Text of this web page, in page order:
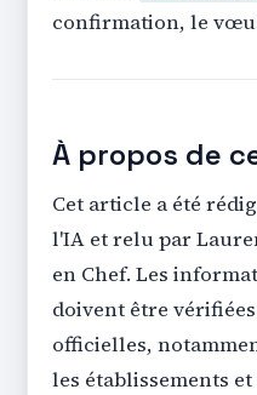
confirmation, le vœu
À propos de
Cet article a été
l'IA et relu par
en Chef. Les
doivent être
officielles,
les établissements